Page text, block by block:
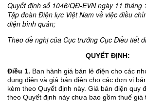
Quyết định số 1046/QĐ-EVN ngày 11 tháng
Tập đoàn Điện lực Việt Nam về việc điều
điện bình quân;
Theo đề nghị của Cục trưởng Cục Điều tiết
QUYẾT ĐỊNH:
Điều 1. Ban hành giá bán lẻ điện cho các
dụng điện và giá bán điện cho các đơn vị
kèm theo Quyết định này. Giá bán điện quy
theo Quyết định này chưa bao gồm thuế giá